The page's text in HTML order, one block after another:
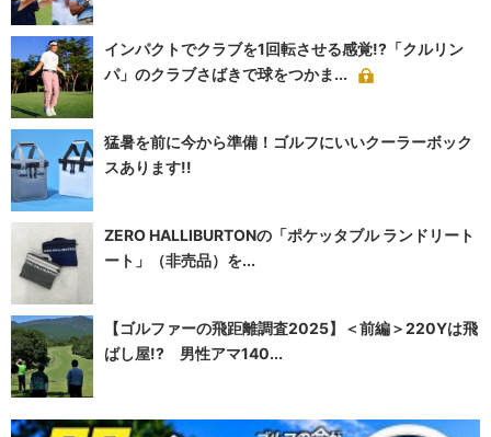
インパクトでクラブを1回転させる感覚!?「クルリン
パ」のクラブさばきで球をつかま...
猛暑を前に今から準備！ゴルフにいいクーラーボック
スあります!!
ZERO HALLIBURTONの「ポケッタブル ランドリート
ート」（非売品）を...
【ゴルファーの飛距離調査2025】＜前編＞220Yは飛
ばし屋!? 男性アマ140...